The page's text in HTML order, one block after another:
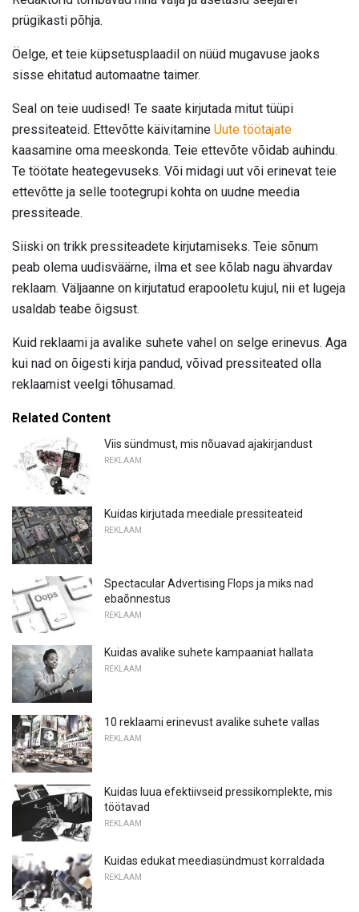
prügikasti põhja.
Öelge, et teie küpsetusplaadil on nüüd mugavuse jaoks
sisse ehitatud automaatne taimer.
Seal on teie uudised! Te saate kirjutada mitut tüüpi
pressiteateid. Ettevõtte käivitamine Uute töötajate
kaasamine oma meeskonda. Teie ettevõte võidab auhindu.
Te töötate heategevuseks. Või midagi uut või erinevat teie
ettevõtte ja selle tootegrupi kohta on uudne meedia
pressiteade.
Siiski on trikk pressiteadete kirjutamiseks. Teie sõnum
peab olema uudisväärne, ilma et see kõlab nagu ähvardav
reklaam. Väljaanne on kirjutatud erapooletu kujul, nii et lugeja
usaldab teabe õigsust.
Kuid reklaami ja avalike suhete vahel on selge erinevus. Aga
kui nad on õigesti kirja pandud, võivad pressiteated olla
reklaamist veelgi tõhusamad.
Related Content
Viis sündmust, mis nõuavad ajakirjandust
REKLAAM
Kuidas kirjutada meediale pressiteateid
REKLAAM
Spectacular Advertising Flops ja miks nad
ebaõnnestus
REKLAAM
Kuidas avalike suhete kampaaniat hallata
REKLAAM
10 reklaami erinevust avalike suhete vallas
REKLAAM
Kuidas luua efektiivseid pressikomplekte, mis
töötavad
REKLAAM
Kuidas edukat meediasündmust korraldada
REKLAAM